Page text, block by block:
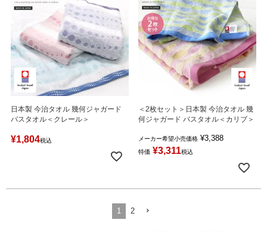
日本製 今治タオル 幾何ジャガード
バスタオル＜クレール＞
¥1,804税込
＜2枚セット＞日本製 今治タオル 幾
何ジャガード バスタオル＜カリブ＞
メーカー希望小売価格 ¥3,388
特価 ¥3,311税込
1 2